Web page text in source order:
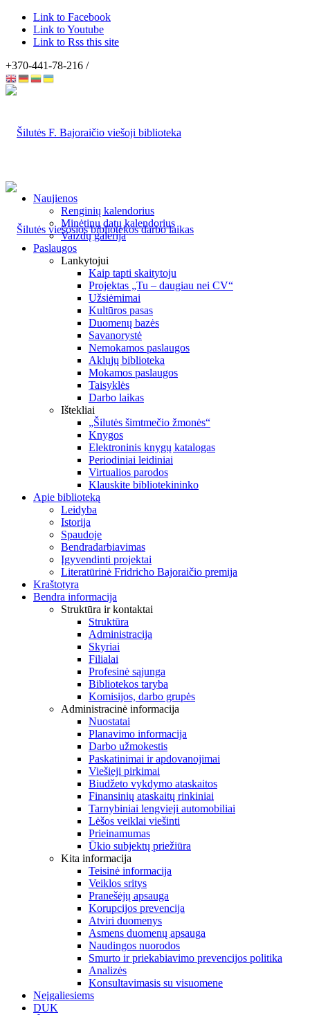
Link to Facebook
Link to Youtube
Link to Rss this site
+370-441-78-216 /
Naujienos
Renginių kalendorius
Minėtinų datų kalendorius
Vaizdų galerija
Paslaugos
Lankytojui
Kaip tapti skaitytoju
Projektas „Tu – daugiau nei CV“
Užsiėmimai
Kultūros pasas
Duomenų bazės
Savanorystė
Nemokamos paslaugos
Aklųjų biblioteka
Mokamos paslaugos
Taisyklės
Darbo laikas
Ištekliai
„Šilutės šimtmečio žmonės“
Knygos
Elektroninis knygų katalogas
Periodiniai leidiniai
Virtualios parodos
Klauskite bibliotekininko
Apie biblioteką
Leidyba
Istorija
Spaudoje
Bendradarbiavimas
Įgyvendinti projektai
Literatūrinė Fridricho Bajoraičio premija
Kraštotyra
Bendra informacija
Struktūra ir kontaktai
Struktūra
Administracija
Skyriai
Filialai
Profesinė sąjunga
Bibliotekos taryba
Komisijos, darbo grupės
Administracinė informacija
Nuostatai
Planavimo informacija
Darbo užmokestis
Paskatinimai ir apdovanojimai
Viešieji pirkimai
Biudžeto vykdymo ataskaitos
Finansinių ataskaitų rinkiniai
Tarnybiniai lengvieji automobiliai
Lėšos veiklai viešinti
Prieinamumas
Ūkio subjektų priežiūra
Kita informacija
Teisinė informacija
Veiklos sritys
Pranešėjų apsauga
Korupcijos prevencija
Atviri duomenys
Asmens duomenų apsauga
Naudingos nuorodos
Smurto ir priekabiavimo prevencijos politika
Analizės
Konsultavimasis su visuomene
Neįgaliesiems
DUK